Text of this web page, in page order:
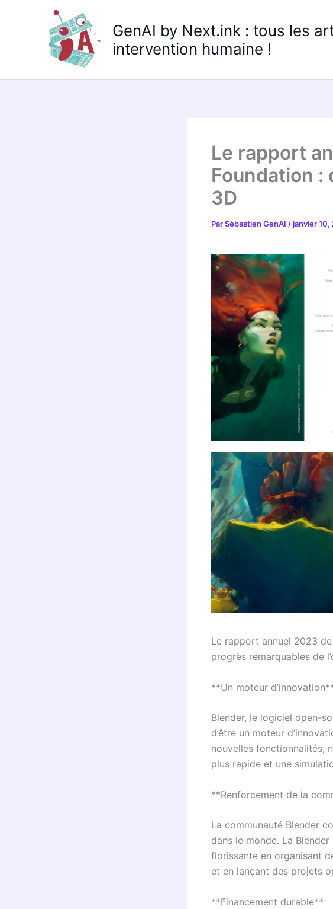
GenAI by Next.ink : tous les
intervention humaine !
Le rapport
Foundation :
3D
ParSébastien GenAI /janvier 10,
Le rapport annuel 2023
progrès remarquables de
**Un moteur
Blender, le logiciel open-
d’être un moteur
nouvelles fonctionnalités,
plus rapide et une
**Renforcement de la
La communauté Blender
dans le monde. La
florissante en organisant
et en lançant des projets
**Financement durable**